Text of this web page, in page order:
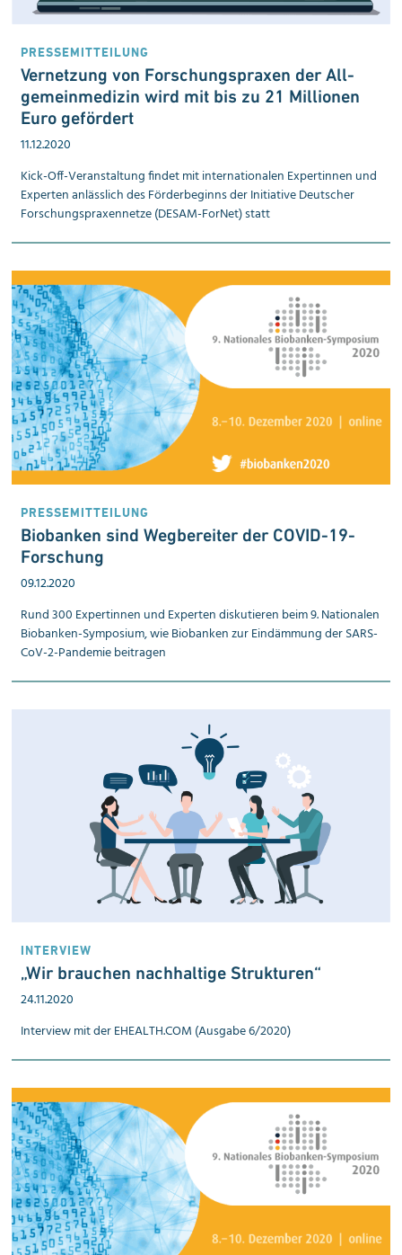
PRESSEMITTEILUNG
Vernetz­ung von Forschungs­praxen der All­
gemein­medizin wird mit bis zu 21 Mil­lionen
Euro geför­dert
11.12.2020
Kick-Off-Veranstaltung findet mit internationalen Expertinnen und
Experten anlässlich des Förderbeginns der Initiative Deutscher
Forschungspraxennetze (DESAM-ForNet) statt
PRESSEMITTEILUNG
Bio­banken sind Weg­bereiter der COVID-19-
Forschung
09.12.2020
Rund 300 Expertinnen und Experten diskutieren beim 9. Nationalen
Biobanken-Symposium, wie Biobanken zur Eindämmung der SARS-
CoV-2-Pandemie beitragen
INTERVIEW
„Wir brauchen nach­haltige Struk­turen“
24.11.2020
Interview mit der EHEALTH.COM (Ausgabe 6/2020)